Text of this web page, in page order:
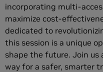
incorporating multi-
maximize cost-
dedicated to
this session is a unique
shape the future. Join us
way for a safer, smarter